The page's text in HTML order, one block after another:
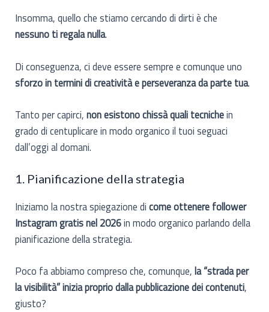
Insomma, quello che stiamo cercando di dirti è che
nessuno ti regala nulla.
Di conseguenza, ci deve essere sempre e comunque uno
sforzo in termini di creatività e perseveranza da parte tua.
Tanto per capirci, non esistono chissà quali tecnichein
grado di centuplicare in modo organico il tuoi seguaci
dall’oggi al domani.
1. Pianificazione della strategia
Iniziamo la nostra spiegazione dicome ottenere follower
Instagram gratis nel 2026in modo organico parlando della
pianificazione della strategia.
Poco fa abbiamo compreso che, comunque,la “strada per
la visibilità” inizia proprio dalla pubblicazione dei contenuti,
giusto?